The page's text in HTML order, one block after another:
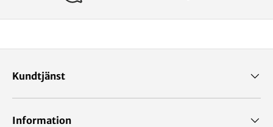
Kundtjänst
Information